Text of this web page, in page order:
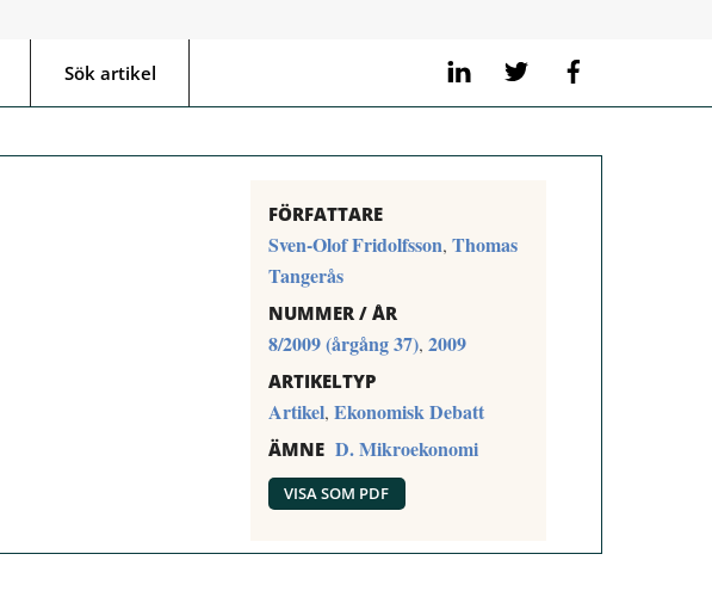
LinkedIn Twitter
Sök artikel
FÖRFATTARE
Sven-Olof Fridolfsson, Thomas
Tangerås
NUMMER / ÅR
8/2009 (årgång 37), 2009
ARTIKELTYP
Artikel, Ekonomisk Debatt
ÄMNE D. Mikroekonomi
VISA SOM PDF